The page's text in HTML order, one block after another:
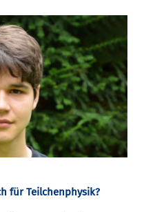
für Teilchenphysik?